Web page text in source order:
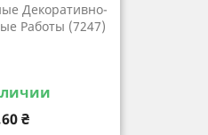
Декоративно-
Работы (7247)
₴